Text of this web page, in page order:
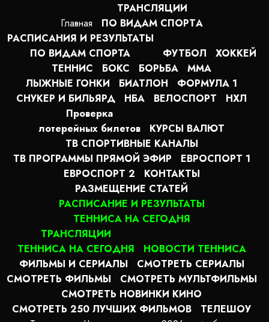
Главная
ТРАНСЛЯЦИИ
ПО ВИДАМ СПОРТA
РАСПИСАНИЯ И РЕЗУЛЬТАТЫ
ПО ВИДАМ СПОРТА
ФУТБОЛ
ХОККЕЙ
ТЕННИС
БОКС БОРЬБА
MMA
ЛЫЖНЫЕ ГОНКИ
БИАТЛОН
ФОРМУЛА 1
СНУКЕР И БИЛЬЯРД
НБА ВЕЛОСПОРТ
НХЛ
Проверка
лотерейных билетов
КУРСЫ ВАЛЮТ
ТВ СПОРТИВНЫЕ КАНАЛЫ
ТВ ПРОГРАММЫ ПРЯМОЙ ЭФИР
ЕВРОСПОРТ 1
ЕВРОСПОРТ 2
КОНТАКТЫ
РАЗМЕЩЕНИЕ СТАТЕЙ
РАСПИСАНИЕ И РЕЗУЛЬТАТЫ
ТЕННИСА НА СЕГОДНЯ
ТРАНСЛЯЦИИ
ТЕННИСА НА СЕГОДНЯ
НОВОСТИ ТЕННИСА
ФИЛЬМЫ И СЕРИАЛЫ
СМОТРЕТЬ СЕРИАЛЫ
СМОТРЕТЬ ФИЛЬМЫ
СМОТРЕТЬ МУЛЬТФИЛЬМЫ
СМОТРЕТЬ НОВИНКИ КИНО
СМОТРЕТЬ 250 ЛУЧШИХ ФИЛЬМОВ
ТЕЛЕШОУ